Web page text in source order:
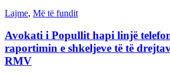
Lajme, Më të fundit
Avokati i Popullit hapi linjë
raportimin e shkeljeve të të
RMV